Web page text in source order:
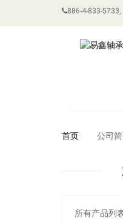
886-4-833-
首页 公司
所有产品列